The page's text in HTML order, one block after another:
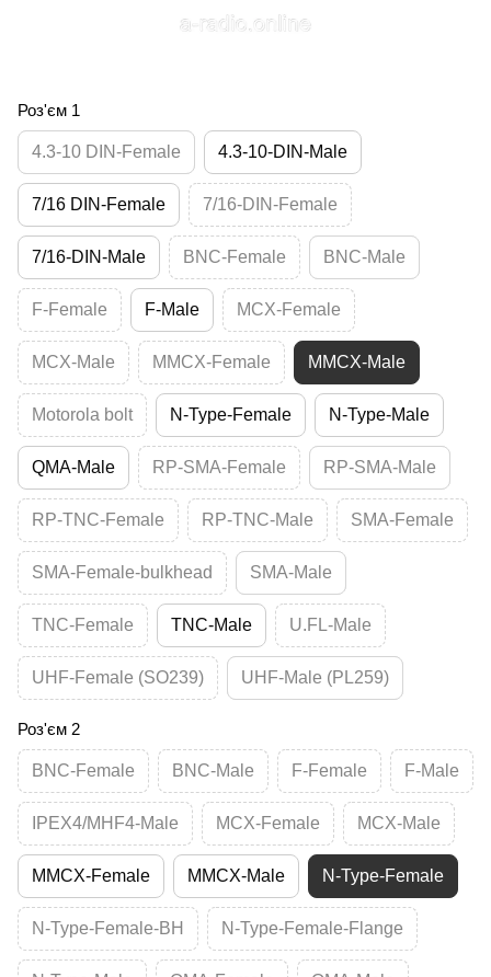
Роз'єм 1
4.3-10 DIN-Female 4.3-10-DIN-Male
7/16 DIN-Female 7/16-DIN-Female
7/16-DIN-Male BNC-Female BNC-Male
F-Female F-Male MCX-Female
MCX-Male MMCX-Female MMCX-Male
Motorola bolt N-Type-Female N-Type-Male
QMA-Male RP-SMA-Female RP-SMA-Male
RP-TNC-Female RP-TNC-Male SMA-Female
SMA-Female-bulkhead SMA-Male
TNC-Female TNC-Male U.FL-Male
UHF-Female (SO239) UHF-Male (PL259)
Роз'єм 2
BNC-Female BNC-Male F-Female F-Male
IPEX4/MHF4-Male MCX-Female MCX-Male
MMCX-Female MMCX-Male N-Type-Female
N-Type-Female-BH N-Type-Female-Flange